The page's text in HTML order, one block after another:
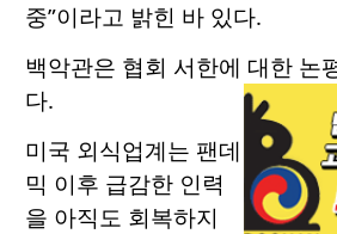
중”이라고 밝힌 바 있다.
백악관은 협회 서한에 대한 논
다.
미국 외식업계는 팬데
믹 이후 급감한 인력
을 아직도 회복하지